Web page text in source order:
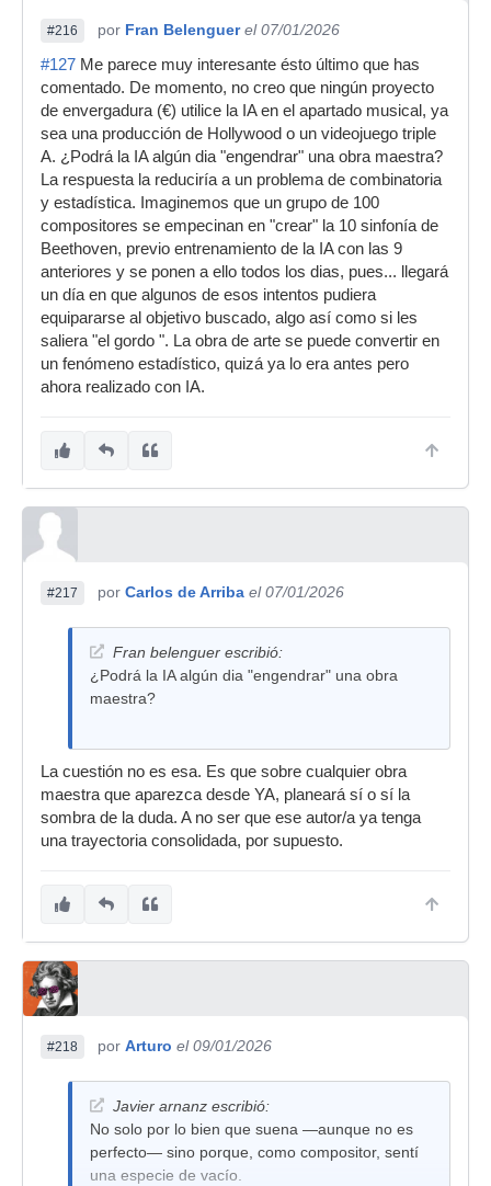
legal, la RIAA es MUCHO más poderosa. ✅ 2.
Poder económico La RIAA representa una
industria de miles de millones de dólares solo en
EEUU. Las IA musicales (Suno, Udio, etc.): Son
empresas nuevas. No controlan derechos
globales. No tienen el mismo músculo financiero
ni político. ✅ 3. Poder para frenar o limitar la
tecnología La RIAA ya ha: Demandado a
empresas de IA. Forzado cambios en modelos
entrenados con música protegida. Presionado
plataformas para bloquear audios generados
con voces de artistas. Esto demuestra que tiene
la capacidad real de frenar, limitar o moldear el
desarrollo de la IA musical. Las IAs no pueden
“defenderse” solas; dependen de empresas que
las operan. ⚠️ 4. Pero… las IA musicales tienen
innovación brutal. Capacidad de producción
musical humano. La RIAA no puede parar la
económico que todas las IA musicales juntas.
Pero a largo plazo, el poder de las IAs está
creciendo y podría superar a la industria
tradicional en alcance creativo y producción. Si
quieres, puedo compararlas punto por punto
(legal, económico, tecnológico, social) o darte un
4 escribió:
este video ha quedado muy en
silencio, solo ha habido dos que lo han
comentado.. creeis que la RIAA podra
#216 por Fran Belenguer el 07/01/2026
#127 Me parece muy interesante ésto último que has
comentado. De momento, no creo que ningún proyecto
de envergadura (€) utilice la IA en el apartado musical, ya
sea una producción de Hollywood o un videojuego triple
A. ¿Podrá la IA algún dia "engendrar" una obra maestra?
La respuesta la reduciría a un problema de combinatoria
y estadística. Imaginemos que un grupo de 100
compositores se empecinan en "crear" la 10 sinfonía de
Beethoven, previo entrenamiento de la IA con las 9
anteriores y se ponen a ello todos los dias, pues... llegará
un día en que algunos de esos intentos pudiera
equipararse al objetivo buscado, algo así como si les
saliera "el gordo ". La obra de arte se puede convertir en
un fenómeno estadístico, quizá ya lo era antes pero
ahora realizado con IA.
#217 por Carlos de Arriba el 07/01/2026
Fran belenguer escribió:
¿Podrá la IA algún dia "engendrar" una obra
maestra?
La cuestión no es esa. Es que sobre cualquier obra
maestra que aparezca desde YA, planeará sí o sí la
sombra de la duda. A no ser que ese autor/a ya tenga
una trayectoria consolidada, por supuesto.
#218 por Arturo el 09/01/2026
Javier arnanz escribió:
No solo por lo bien que suena —aunque no es
perfecto— sino porque, como compositor, sentí
una especie de vacío.